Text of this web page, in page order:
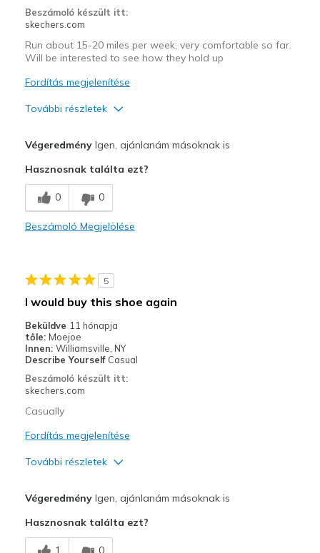
Beszámoló készült itt:
skechers.com
Run about 15-20 miles per week; very comfortable so far.
Will be interested to see how they hold up
Fordítás megjelenítése
További részletek
Comfortable
Legjobb használat
Running
Sizing
View On Shoes
Shoes are for Wearing
VégeredményIgen, ajánlanám másoknak is
Hasznosnak találta ezt?
0 0
Beszámoló Megjelölése
5
I would buy this shoe again
Beküldve 11 hónapja
tőle: Moejoe
Innen: Williamsville, NY
Describe Yourself Casual
Beszámoló készült itt:
skechers.com
Casually
Fordítás megjelenítése
További részletek
Breathe Well
VégeredményIgen, ajánlanám másoknak is
Hasznosnak találta ezt?
1 0